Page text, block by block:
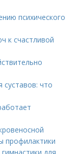
психического
к счастливой
суставов: что
профилактики